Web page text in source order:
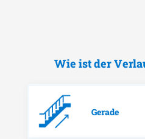
Wie ist der
Gerade